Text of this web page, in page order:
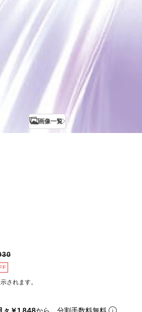
画像一覧
されます。